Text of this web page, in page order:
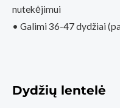
nutekėjimui
• Galimi 36-47 dydžiai
Dydžių lentelė